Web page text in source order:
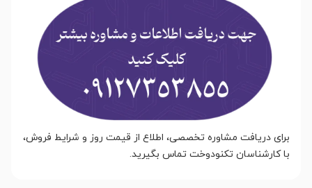
برای دریافت مشاوره تخصصی، اطلاع از قیمت روز و شرایط فروش،
با کارشناسان تکنودوخت تماس بگیرید.